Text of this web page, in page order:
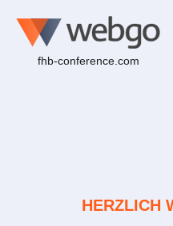
fhb-conference.com
HERZLICH